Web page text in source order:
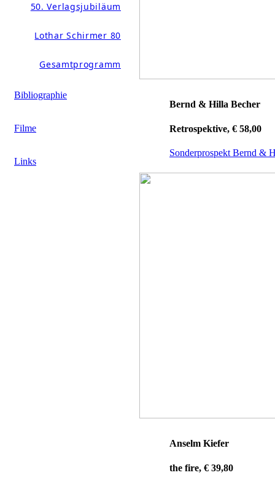
50. Verlagsjubiläum
Lothar Schirmer 80
Gesamtprogramm
Bibliographie
Filme
Links
Bernd & Hilla Becher
Retrospektive, € 58,00
Sonderprospekt Bernd &
Anselm Kiefer
the fire, € 39,80